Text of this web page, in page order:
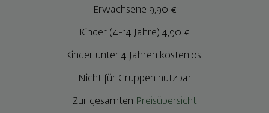
Erwachsene 9,90 €
Kinder (4-14 Jahre) 4,90 €
Kinder unter 4 Jahren kostenlos
Nicht für Gruppen nutzbar
Zur gesamten Preisübersicht